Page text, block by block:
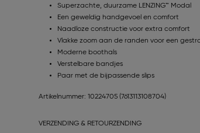
Superzachte, duurzame LENZING™ Modal
Een geweldig handgevoel en comfort
Naadloze constructie voor extra comfort
Vlakke zoom aan de randen voor een
Moderne boothals
Verstelbare bandjes
Paar met de bijpassende slips
Artikelnummer: 10224705 (7613113108704)
VERZENDING & RETOURZENDING